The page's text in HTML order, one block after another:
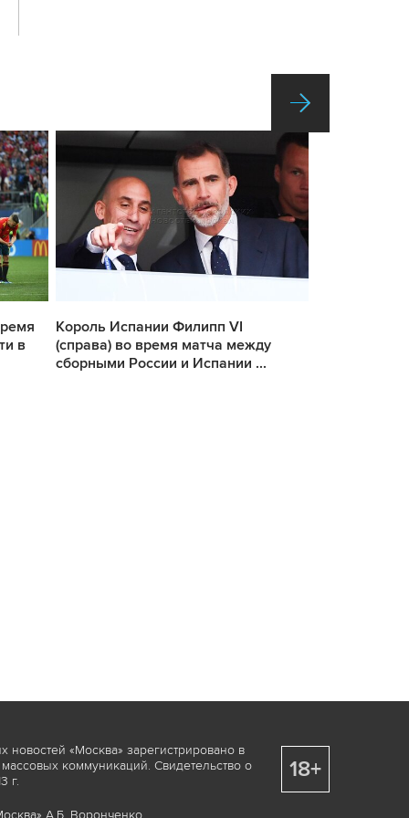
в
Король Испании Филипп VI
(справа) во время матча между
сборными России и Испании ...
«Москва» зарегистрировано в
коммуникаций. Свидетельство о
г.
А.Б. Воронченко.
18+